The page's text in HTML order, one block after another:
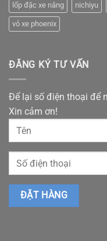
lốp đặc xe nâng nichiyu
vỏ xe phoenix
ĐĂNG KÝ TƯ VẤN
Để lại số điện thoại để
Xin cảm ơn!